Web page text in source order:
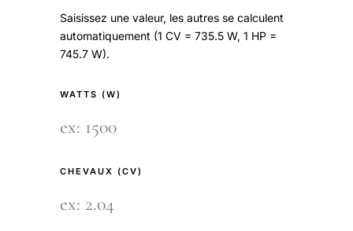
Saisissez une valeur, les autres se calculent
automatiquement (1 CV = 735.5 W, 1 HP =
745.7 W).
WATTS (W)
CHEVAUX (CV)